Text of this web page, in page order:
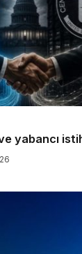
yabancı